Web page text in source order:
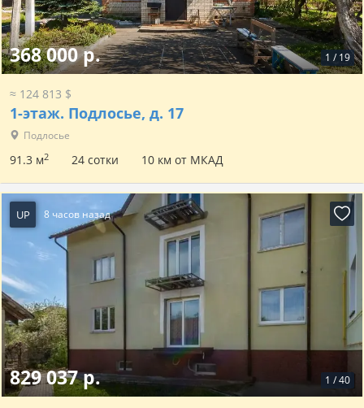
1 / 19
368 000 р.
≈ 124 813 $
1-этаж. Подлосье, д. 17
Подлосье
91.3 м2 24 сотки 10 км от МКАД
UP 8 часов назад
1 /40
829 037 р.